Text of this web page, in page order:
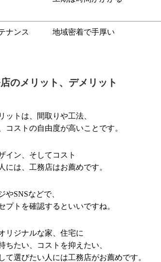
の組織力・工
ンテナンス 地域密着で手厚い
のメリット、デメリット
トは、間取りや工法、
ストの自由度が高いことです。
イン、そしてコスト
は、工務店はお薦めです。
SNSなどで、
トを確認するといいですね。
リジナルな家、住宅に
たい、コストを抑えたい、
選びたい人には工務店がお薦めです。